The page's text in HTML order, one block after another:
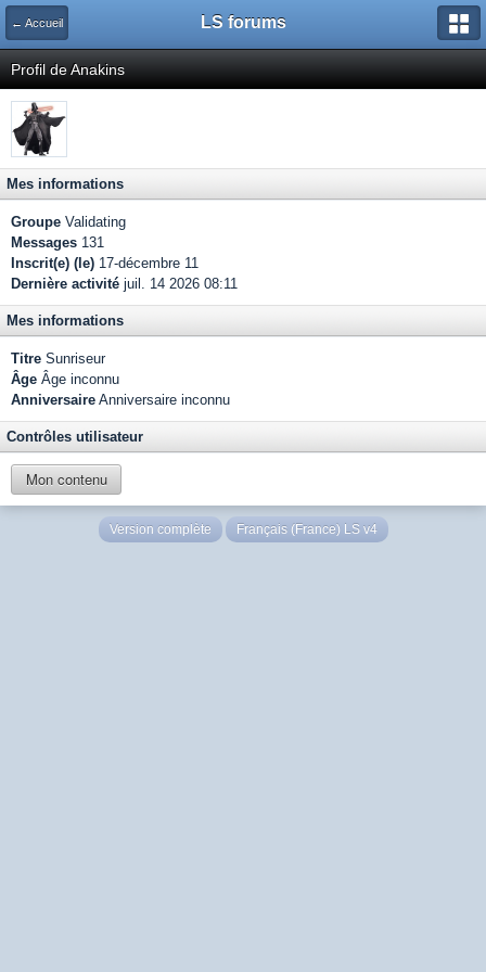
← Accueil LS forums
Profil de Anakins
Mes informations
Groupe Validating
Messages 131
Inscrit(e) (le) 17-décembre 11
Dernière activité juil. 14 2026 08:11
Mes informations
Titre Sunriseur
Âge Âge inconnu
Anniversaire Anniversaire inconnu
Contrôles utilisateur
Mon contenu
Version complète Français (France) LS v4